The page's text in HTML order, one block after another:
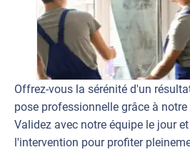
Offrez-vous la sérénité d'un
pose professionnelle grâce à notre
Validez avec notre équipe le jour
l'intervention pour profiter